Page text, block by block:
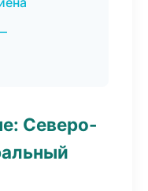
Северо-